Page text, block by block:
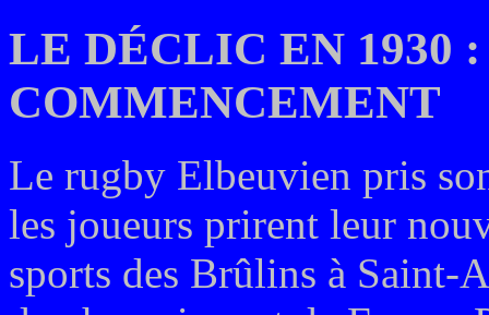
LE DÉCLIC EN 1930
COMMENCEMENT
Le rugby Elbeuvien pris
les joueurs prirent leur
sports des Brûlins à